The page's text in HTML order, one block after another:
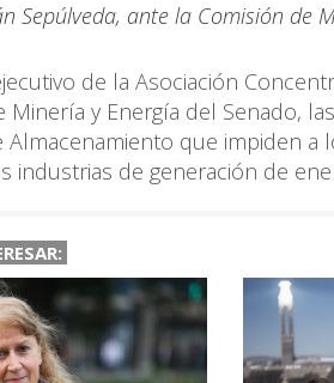
Sepúlveda, ante la Comisión de
de la Asociación
Minería y Energía del Senado,
Almacenamiento que impiden
industrias de generación de